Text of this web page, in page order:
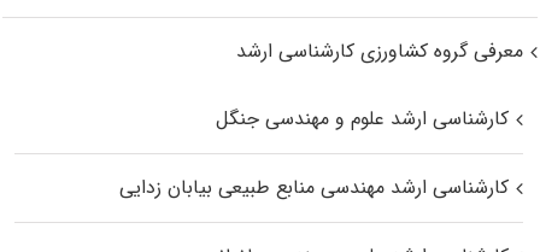
معرفی گروه کشاورزی کارشناسی ارشد
کارشناسی ارشد علوم و مهندسی جنگل
کارشناسی ارشد مهندسی منابع طبیعی بیابان زدایی